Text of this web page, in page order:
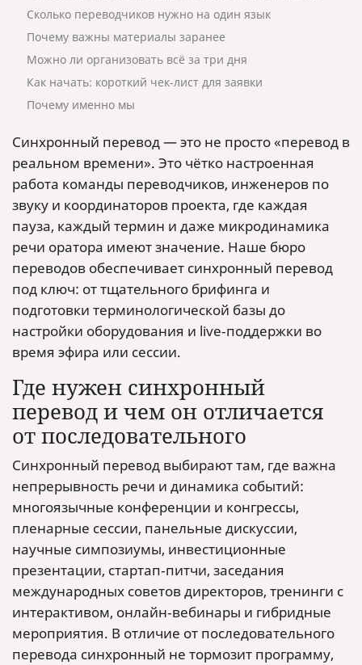
Сколько переводчиков нужно на один язык
Почему важны материалы заранее
Можно ли организовать всё за три дня
Как начать: короткий чек‑лист для заявки
Почему именно мы
Синхронный перевод — это не просто «перевод в
реальном времени». Это чётко настроенная
работа команды переводчиков, инженеров по
звуку и координаторов проекта, где каждая
пауза, каждый термин и даже микродинамика
речи оратора имеют значение. Наше бюро
переводов обеспечивает синхронный перевод
под ключ: от тщательного брифинга и
подготовки терминологической базы до
настройки оборудования и live‑поддержки во
время эфира или сессии.
Где нужен синхронный
перевод и чем он отличается
от последовательного
Синхронный перевод выбирают там, где важна
непрерывность речи и динамика событий:
многоязычные конференции и конгрессы,
пленарные сессии, панельные дискуссии,
научные симпозиумы, инвестиционные
презентации, стартап‑питчи, заседания
международных советов директоров, тренинги с
интерактивом, онлайн‑вебинары и гибридные
мероприятия. В отличие от последовательного
перевода синхронный не тормозит программу,